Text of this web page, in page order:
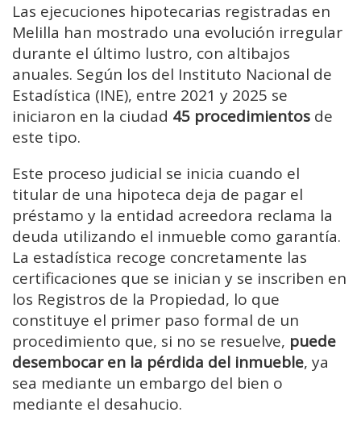
Las ejecuciones hipotecarias registradas en
Melilla han mostrado una evolución irregular
durante el último lustro, con altibajos
anuales. Según los del Instituto Nacional de
Estadística (INE), entre 2021 y 2025 se
iniciaron en la ciudad 45 procedimientos de
este tipo.
Este proceso judicial se inicia cuando el
titular de una hipoteca deja de pagar el
préstamo y la entidad acreedora reclama la
deuda utilizando el inmueble como garantía.
La estadística recoge concretamente las
certificaciones que se inician y se inscriben en
los Registros de la Propiedad, lo que
constituye el primer paso formal de un
procedimiento que, si no se resuelve, puede
desembocar en la pérdida del inmueble, ya
sea mediante un embargo del bien o
mediante el desahucio.